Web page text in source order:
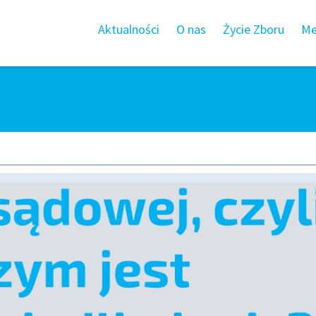
Aktualności O nas Życie Zboru